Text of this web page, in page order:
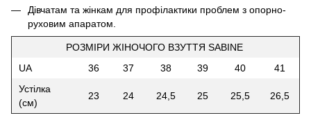
Дівчатам та жінкам для профілактики проблем з опорно-
руховим апаратом.
РОЗМІРИ ЖІНОЧОГО ВЗУТТЯ SABINE
UA
36 37 38 39 40
41
Устілка
(см)
23 24 24,5 25 25,5 26,5